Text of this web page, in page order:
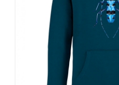
página
de
producto